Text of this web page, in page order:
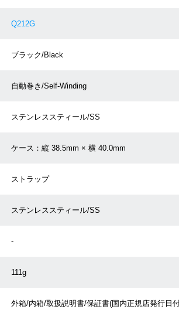
Q212G
ブラック/Black
自動巻き/Self-Winding
ステンレススティール/SS
ケース：縦 38.5mm × 横 40.0mm
ストラップ
ステンレススティール/SS
-
111g
外箱/内箱/取扱説明書/保証書(国内正規店発行日